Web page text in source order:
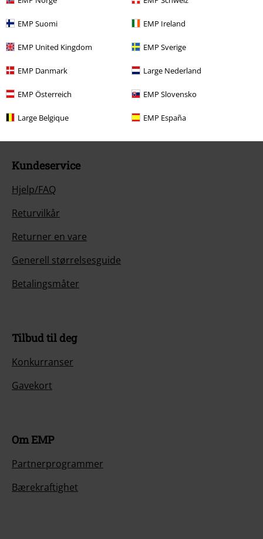
EMP Suomi EMP Ireland
EMP United Kingdom EMP Sverige
EMP Danmark Large Nederland
EMP Österreich EMP Slovensko
Large Belgique EMP España
Vår kundeservice er her for deg
Tilgjengelig igjen: Mandag fra 08:00 til 13:00.Lær mer
Kundeservice
Hjelp/FAQ
Returvilkår
Returner en vare
Generell størrelsesguide
Betalingsmåter
Tilbud til deg
Konkurranser
Gavekort
Om EMP
Partnerprogrammer
Bærekraftighet